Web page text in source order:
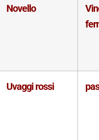
Novello
Uvaggi rossi